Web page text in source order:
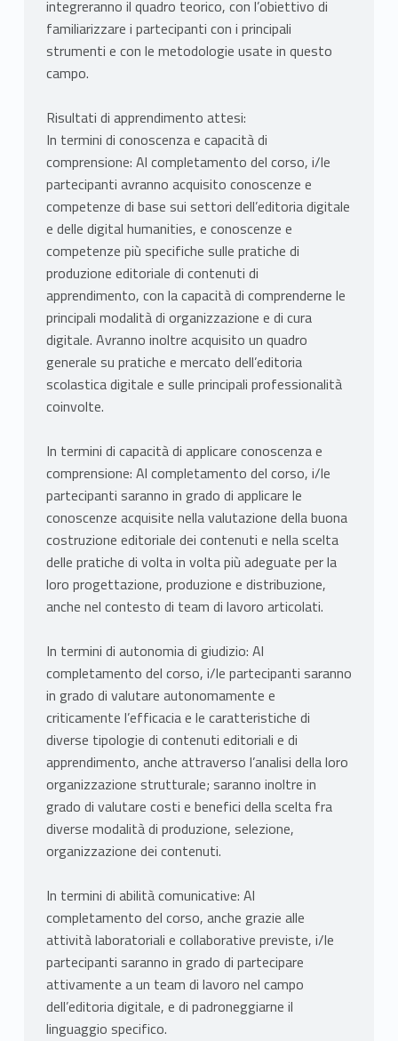
integreranno il quadro teorico, con l’obiettivo di
familiarizzare i partecipanti con i principali
strumenti e con le metodologie usate in questo
campo.
Risultati di apprendimento attesi:
In termini di conoscenza e capacità di
comprensione: Al completamento del corso, i/le
partecipanti avranno acquisito conoscenze e
competenze di base sui settori dell’editoria digitale
e delle digital humanities, e conoscenze e
competenze più specifiche sulle pratiche di
produzione editoriale di contenuti di
apprendimento, con la capacità di comprenderne le
principali modalità di organizzazione e di cura
digitale. Avranno inoltre acquisito un quadro
generale su pratiche e mercato dell’editoria
scolastica digitale e sulle principali professionalità
coinvolte.
In termini di capacità di applicare conoscenza e
comprensione: Al completamento del corso, i/le
partecipanti saranno in grado di applicare le
conoscenze acquisite nella valutazione della buona
costruzione editoriale dei contenuti e nella scelta
delle pratiche di volta in volta più adeguate per la
loro progettazione, produzione e distribuzione,
anche nel contesto di team di lavoro articolati.
In termini di autonomia di giudizio: Al
completamento del corso, i/le partecipanti saranno
in grado di valutare autonomamente e
criticamente l’efficacia e le caratteristiche di
diverse tipologie di contenuti editoriali e di
apprendimento, anche attraverso l’analisi della loro
organizzazione strutturale; saranno inoltre in
grado di valutare costi e benefici della scelta fra
diverse modalità di produzione, selezione,
organizzazione dei contenuti.
In termini di abilità comunicative: Al
completamento del corso, anche grazie alle
attività laboratoriali e collaborative previste, i/le
partecipanti saranno in grado di partecipare
attivamente a un team di lavoro nel campo
dell’editoria digitale, e di padroneggiarne il
linguaggio specifico.